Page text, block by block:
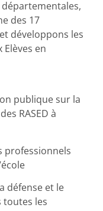
des 17
développons les
Elèves en
publique sur la
RASED à
professionnels
défense et le
toutes les